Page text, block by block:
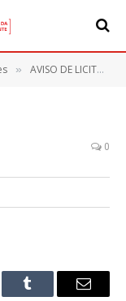
» AVISO DE LICITAÇÃO PREGÃO ELETRONICO Nº 39/2023
0
Tumblr
E-